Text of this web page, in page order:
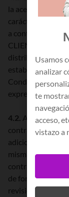
la aceptación por
carácter general,
a contar desde el
CLIENTE, una
distribución y el
establecidos por
Condiciones
expresamente
4.2. A la
contrato se
adicionales de
mismas
contrario. La
de forma
revisión de los
Usamos
analizar
te
acceso,
vistazo a